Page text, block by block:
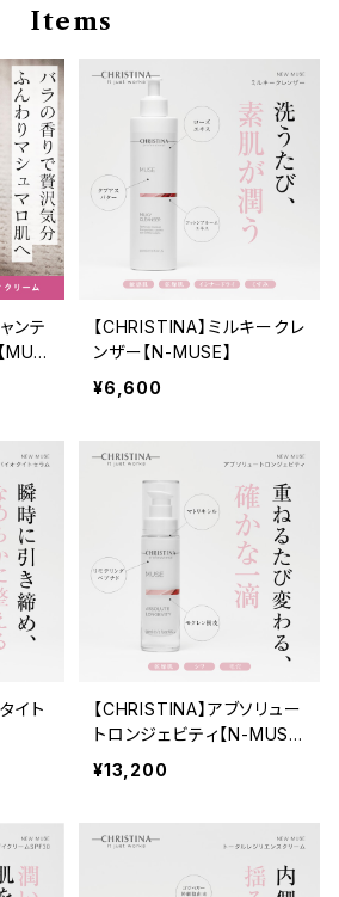
Items
ンテ
MUS
【CHRISTINA】ミルキークレ
ンザー【N-MUSE】
¥6,600
イト
【CHRISTINA】アブソリュー
トロンジェビティ【N-MUS
E】
¥13,200